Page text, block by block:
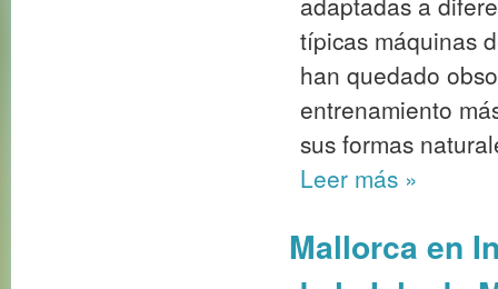
típicas máquinas
han quedado
entrenamiento
sus formas
Leer más »
Mallorca en